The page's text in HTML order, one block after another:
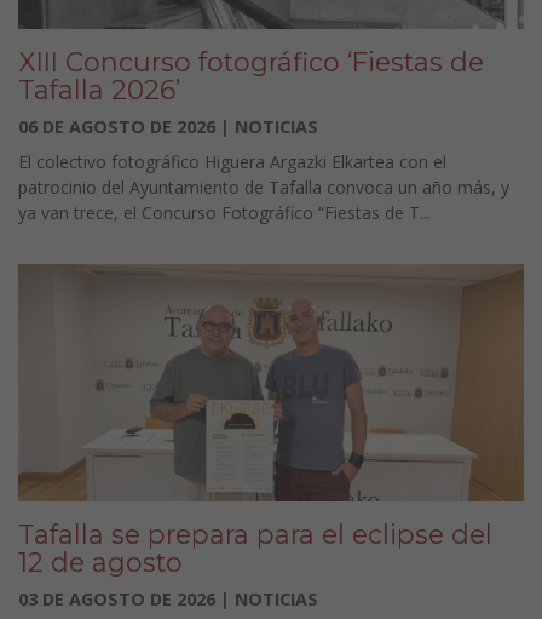
XIII Concurso fotográfico ‘Fiestas de
Tafalla 2026’
06 DE AGOSTO DE 2026 | NOTICIAS
El colectivo fotográfico Higuera Argazki Elkartea con el
patrocinio del Ayuntamiento de Tafalla convoca un año más, y
ya van trece, el Concurso Fotográfico “Fiestas de T...
Tafalla se prepara para el eclipse del
12 de agosto
03 DE AGOSTO DE 2026 | NOTICIAS